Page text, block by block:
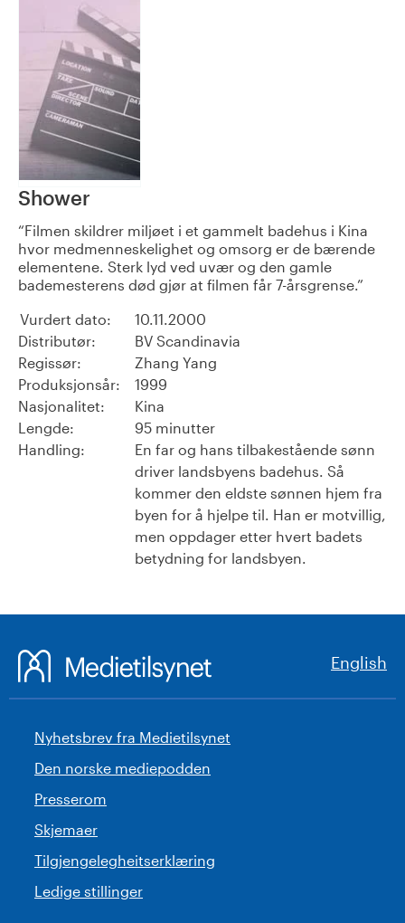
Shower
Filmen skildrer miljøet i et gammelt badehus i Kina
hvor medmenneskelighet og omsorg er de bærende
elementene. Sterk lyd ved uvær og den gamle
bademesterens død gjør at filmen får 7-årsgrense.
Vurdert dato:
10.11.2000
Distributør:
BV Scandinavia
Regissør:
Zhang Yang
Produksjonsår:
1999
Nasjonalitet:
Kina
Lengde:
95 minutter
Handling:
En far og hans tilbakestående sønn
driver landsbyens badehus. Så
kommer den eldste sønnen hjem fra
byen for å hjelpe til. Han er motvillig,
men oppdager etter hvert badets
betydning for landsbyen.
English
Nyhetsbrev fra Medietilsynet
Den norske mediepodden
Presserom
Skjemaer
Tilgjengelegheitserklæring
Ledige stillinger